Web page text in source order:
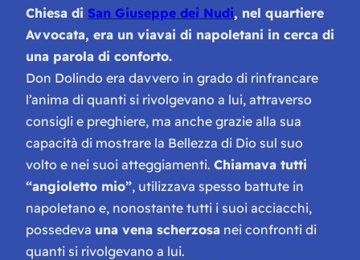
Chiesa di San Giuseppe dei Nudi, nel quartiere
Avvocata, era un viavai di napoletani in cerca di
una parola di conforto.
Don Dolindo era davvero in grado di rinfrancare
l’anima di quanti si rivolgevano a lui, attraverso
consigli e preghiere, ma anche grazie alla sua
capacità di mostrare la Bellezza di Dio sul suo
volto e nei suoi atteggiamenti. Chiamava tutti
“angioletto mio”, utilizzava spesso battute in
napoletano e, nonostante tutti i suoi acciacchi,
possedeva una vena scherzosa nei confronti di
quanti si rivolgevano a lui.